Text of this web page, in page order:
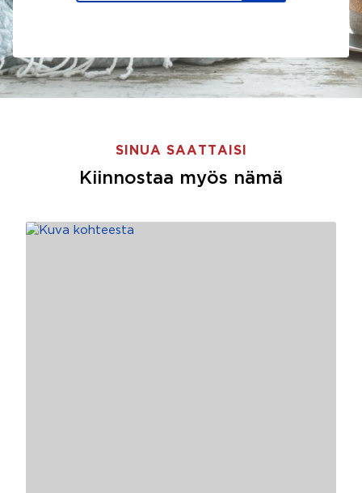
SINUA SAATTAISI
Kiinnostaa myös nämä